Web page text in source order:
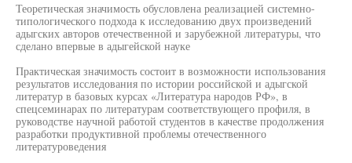
Теоретическая значимость обусловлена реализацией системно-
типологического подхода к исследованию двух произведений
адыгских авторов отечественной и зарубежной литературы, что
сделано впервые в адыгейской науке
Практическая значимость состоит в возможности использования
результатов исследования по истории российской и адыгской
литератур в базовых курсах «Литература народов РФ», в
спецсеминарах по литературам соответствующего профиля, в
руководстве научной работой студентов в качестве продолжения
разработки продуктивной проблемы отечественного
литературоведения